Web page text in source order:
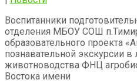
Воспитанники
отделения МБОУ СОШ
образовательного проекта
познавательной экскурсии в
животноводства ФНЦ
Востока имени